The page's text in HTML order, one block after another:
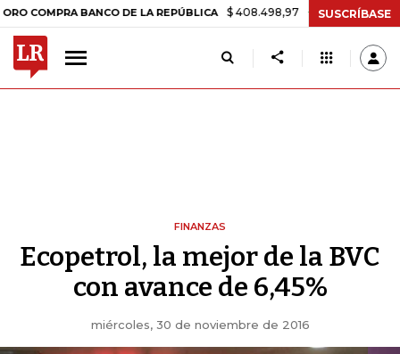
BANCO DE LA REPÚBLICA $ 408.498,97 +$ 8.753,81 +2,19%
SUSCRÍBASE
FINANZAS
Ecopetrol, la mejor de la BVC
con avance de 6,45%
miércoles, 30 de noviembre de 2016